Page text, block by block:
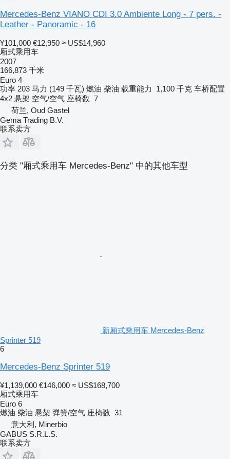
Mercedes-Benz VIANO CDI 3.0 Ambiente Long - 7 pers. -
Leather - Panoramic - 16
¥101,000 €12,950 ≈ US$14,960
厢式乘用车
2007
166,873 千米
Euro 4
功率 203 马力 (149 千瓦) 燃油 柴油 载重能力 1,100 千克 车桥配置
4x2 悬架 空气/空气 座椅数 7
荷兰, Oud Gastel
Gema Trading B.V.
联系卖方
分类 "厢式乘用车 Mercedes-Benz" 中的其他车型
新厢式乘用车 Mercedes-Benz
Sprinter 519
6
Mercedes-Benz Sprinter 519
¥1,139,000 €146,000 ≈ US$168,700
厢式乘用车
Euro 6
燃油 柴油 悬架 弹簧/空气 座椅数 31
意大利, Minerbio
GABUS S.R.L.S.
联系卖方